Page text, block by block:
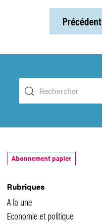
Précédent
Rubriques
A la une
Economie et politique
Abonnement papier